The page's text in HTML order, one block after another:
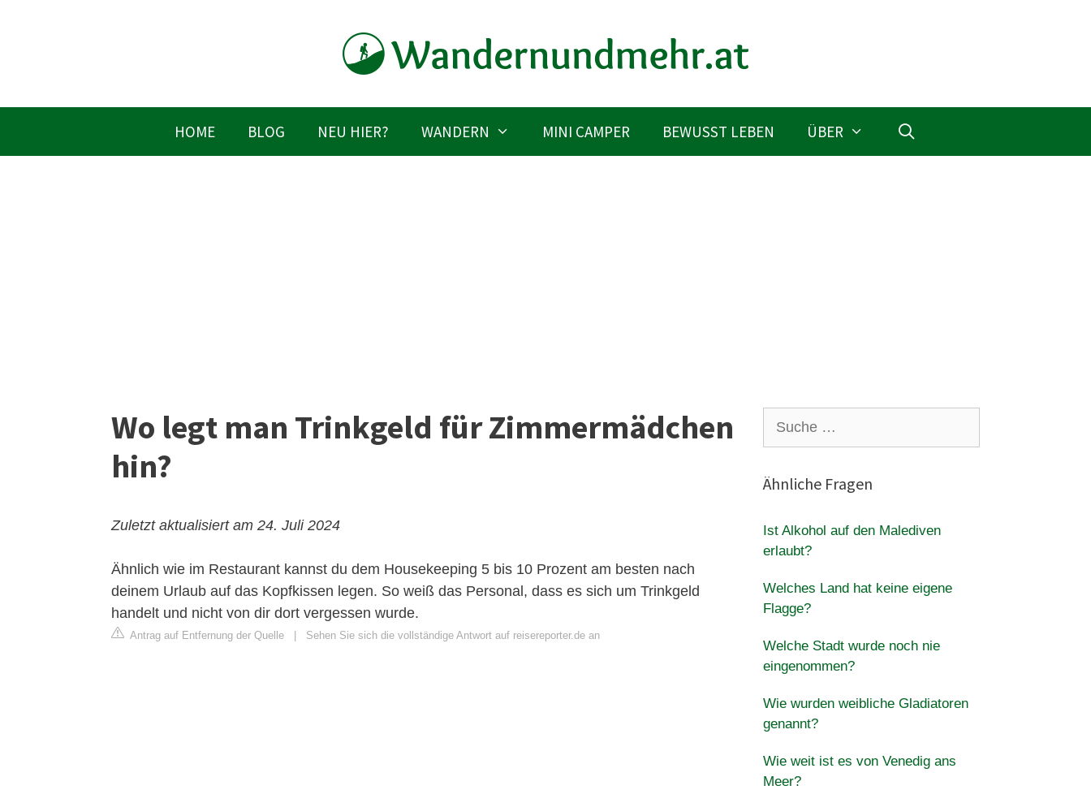
HOME BLOG NEU HIER? WANDERN MINI CAMPER BEWUSST LEBEN ÜBER
Wo legt man Trinkgeld für Zimmermädchen
hin?
Zuletzt aktualisiert am 24. Juli 2024
Ähnlich wie im Restaurant kannst du dem Housekeeping 5 bis 10 Prozent am besten nach
deinem Urlaub auf das Kopfkissen legen. So weiß das Personal, dass es sich um Trinkgeld
handelt und nicht von dir dort vergessen wurde.
Antrag auf Entfernung der Quelle Sehen Sie sich die vollständige Antwort auf reisereporter.de an
nach:
Ähnliche Fragen
Ist Alkohol auf den Malediven
erlaubt?
Welches Land hat keine eigene
Flagge?
Welche Stadt wurde noch nie
eingenommen?
Wie wurden weibliche Gladiatoren
genannt?
Wie weit ist es von Venedig ans
Meer?